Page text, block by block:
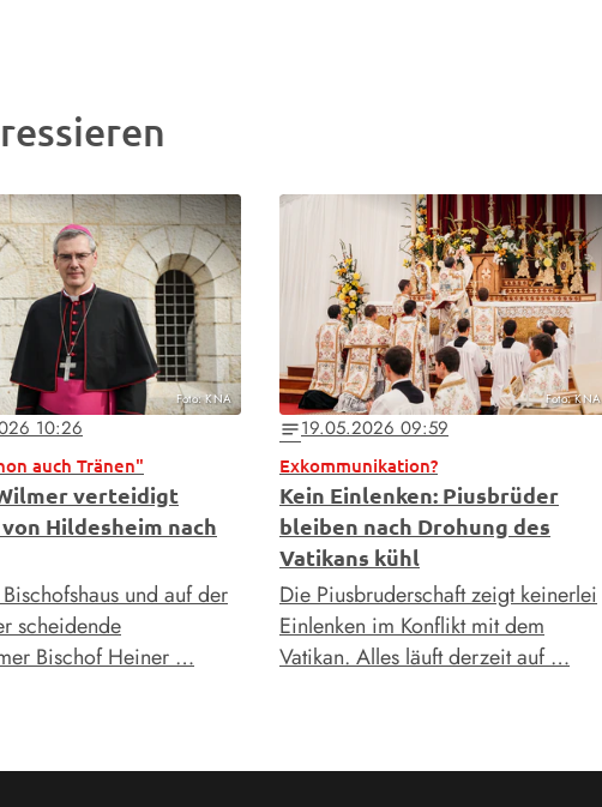
Foto: KNA
10:26
auch Tränen"
verteidigt
Hildesheim nach
und auf der
scheidende
Bischof Heiner …
Foto: KNA
notes19.05.2026 09:59
Exkommunikation?
Kein Einlenken: Piusbrüder
bleiben nach Drohung des
Vatikans kühl
Die Piusbruderschaft zeigt keinerlei
Einlenken im Konflikt mit dem
Vatikan. Alles läuft derzeit auf …